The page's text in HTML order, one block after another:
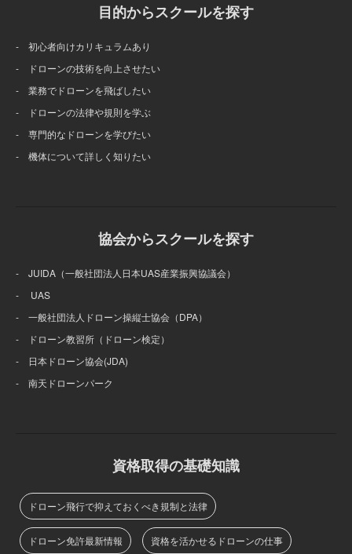
目的からスクールを探す
- 初心者向けカリキュラムあり
- ドローンの技術を向上させたい
- 業務でドローンを飛ばしたい
- ドローンの法律や規則を学ぶ
- 専門的なドローンを学びたい
- 機体について詳しく知りたい
協会からスクールを探す
- JUIDA（一般社団法人日本UAS産業振興協議会）
- UAS
- 一般社団法人ドローン操縦士協会（DPA）
- ドローン教習所（ドローン検定）
- 日本ドローン協会(JDA)
- 南天ドローンパーク
資格取得の基礎知識
ドローン飛行で抑えておくべき規制と法律
ドローン免許最新情報 資格を活かせるドローンの仕事